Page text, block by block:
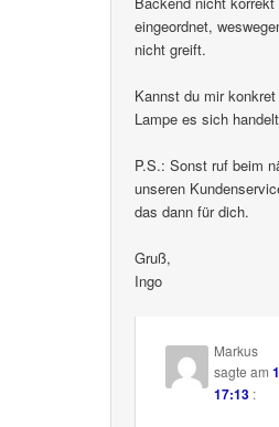
eingeordnet,
nicht greift.
Kannst du mir
Lampe es sich
P.S.: Sonst ruf beim
unseren
das dann für dich.
Gruß,
Ingo
Markus
sagte am
17:13 :